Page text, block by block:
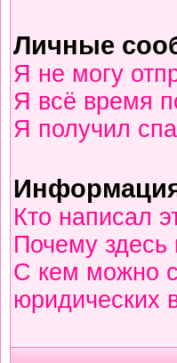
Личные
Я не могу
Я всё время
Я получил
Кто написал
Почему здесь
С кем можно
юридических